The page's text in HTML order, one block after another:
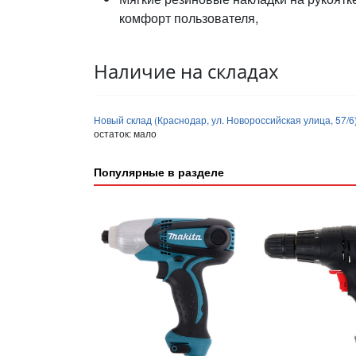
комфорт пользователя,
Наличие на складах
Новый склад (Краснодар, ул. Новороссийская улица, 57/
остаток:мало
Популярные в разделе